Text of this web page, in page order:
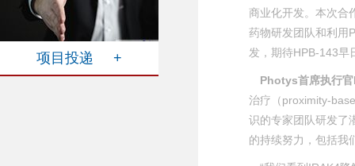
项目投递 +
商业化开发。本次合
药物研发团队和利用
发，期待HPB-143早
Photys首席执行
治疗（proximity-
识的专家团队研发了
的持续努力，包括我